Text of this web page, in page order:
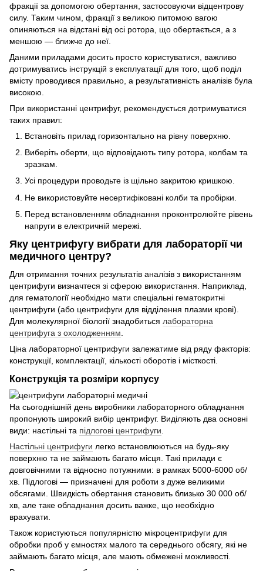
фракції за допомогою обертання, застосовуючи відцентрову
силу. Таким чином, фракції з великою питомою вагою
опиняються на відстані від осі ротора, що обертається, а з
меншою — ближче до неї.
Даними приладами досить просто користуватися, важливо
дотримуватись інструкцій з експлуатації для того, щоб поділ
вмісту проводився правильно, а результативність аналізів була
високою.
При використанні центрифуг, рекомендується дотримуватися
таких правил:
Встановіть прилад горизонтально на рівну поверхню.
Виберіть оберти, що відповідають типу ротора, колбам та
зразкам.
Усі процедури проводьте із щільно закритою кришкою.
Не використовуйте несертифіковані колби та пробірки.
Перед встановленням обладнання проконтролюйте рівень
напруги в електричній мережі.
Яку центрифугу вибрати для лабораторії чи
медичного центру?
Для отримання точних результатів аналізів з використанням
центрифуги визначтеся зі сферою використання. Наприклад,
для гематології необхідно мати спеціальні гематокритні
центрифуги (або центрифуги для відділення плазми крові).
Для молекулярної біології знадобиться лабораторна
центрифуга з охолодженням
Ціна лабораторної центрифуги залежатиме від ряду факторів:
конструкції, комплектації, кількості оборотів і місткості.
Конструкція та розміри корпусу
На сьогоднішній день виробники лабораторного обладнання
пропонують широкий вибір центрифуг. Виділяють два основні
види: настільні та підлогові центрифуги
Настільні центрифуги легко встановлюються на будь-яку
поверхню та не займають багато місця. Такі прилади є
довговічними та відносно потужними: в рамках 5000-6000 об/
хв. Підлогові — призначені для роботи з дуже великими
обсягами. Швидкість обертання становить близько 30 000 об/
хв, але таке обладнання досить важке, що необхідно
врахувати.
Також користуються популярністю мікроцентрифуги для
обробки проб у ємностях малого та середнього обсягу, які не
займають багато місця, але мають обмежені можливості.